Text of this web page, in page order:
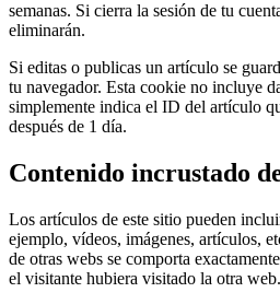
semanas. Si cierra la sesión de tu
eliminarán.
Si editas o publicas un artículo se
tu navegador. Esta cookie no incluye
simplemente indica el ID del artículo
después de 1 día.
Contenido incrustado
Los artículos de este sitio pueden
ejemplo, vídeos, imágenes, artículos,
de otras webs se comporta
el visitante hubiera visitado la otra web.